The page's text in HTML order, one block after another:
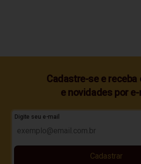
Cadastre-se e
e novidades por e-
Digite seu e-mail
Cadastrar